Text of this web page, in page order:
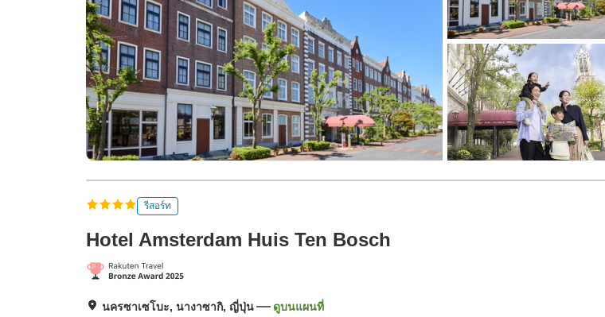
e
a
r
c
h
รีสอร์ท
Hotel Amsterdam Huis Ten Bosch
นครซาเซโบะ, นางาซากิ, ญี่ปุ่น ดูบนแผนที่